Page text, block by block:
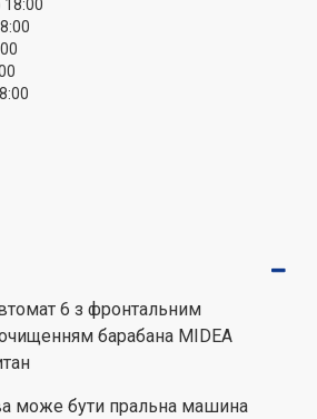
від рівня забруднення
Серії Lunar має сенсорне
дисплей усередині
регулятора, на якому
для невеликих квартир. Для її
мінімум місця. При цьому
повногабаритним моделям
і обсяг завантаження.
до 6 білизни. При швидкості
18:00
6 з фронтальним
барабана MIDEA
може бути пральна машина